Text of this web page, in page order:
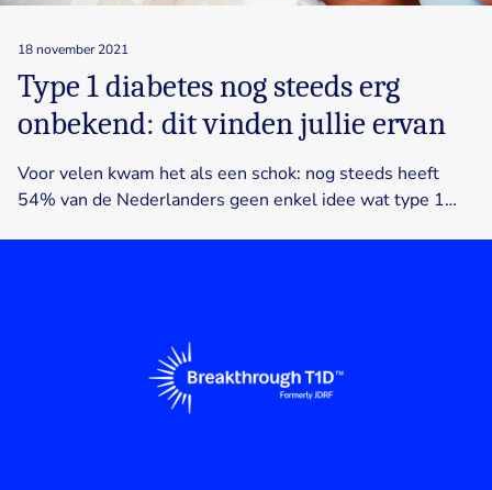
18 november 2021
Type 1 diabetes nog steeds erg
onbekend: dit vinden jullie ervan
Voor velen kwam het als een schok: nog steeds heeft
54% van de Nederlanders geen enkel idee wat type 1…